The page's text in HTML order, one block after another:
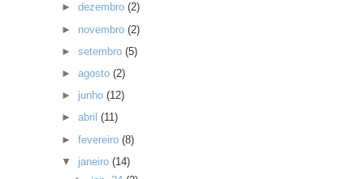
►dezembro(2)
► novembro(2)
►setembro(5)
►agosto(2)
► junho(12)
►abril(11)
►fevereiro(8)
▼ janeiro(14)